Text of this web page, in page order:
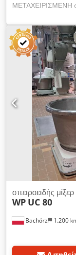
ΜΕΤΑΧΕΙΡΙΣΜΕΝΗ
160 E. Μηχανή
κάτω μέρος.
- μήκος: 190 -
ΧΑΡΑΚΤΗΡΙΣΤΙΚΑ: -
κιλά αλεύρι / 160
3×400 V / 50 Hz -
καθαρή τιμή.
μεταφορά της
ΓΑΛΛΙΚΑ, ΡΩΣΙΚΑ
Bachórz 1.200
σπειροειδής μίξερ
WP UC 80